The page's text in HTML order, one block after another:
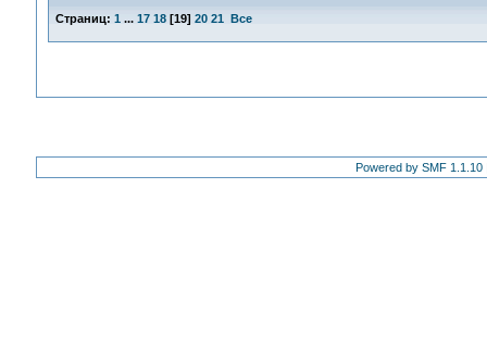
Страниц: 1 ... 17 18[19] 20 21 Все
Powered by SMF 1.1.10